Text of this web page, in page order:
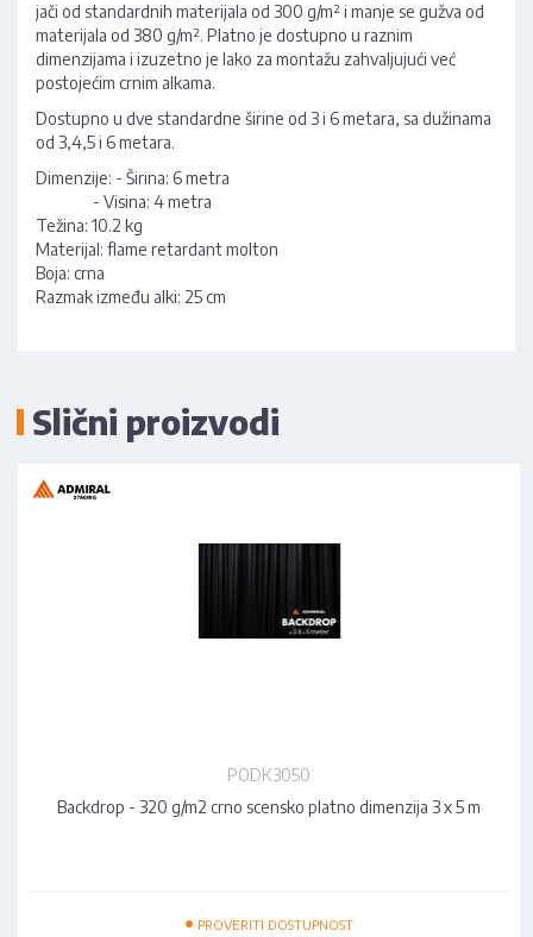
jači od standardnih materijala od 300 g/m² i manje se gužva od
materijala od 380 g/m². Platno je dostupno u raznim
dimenzijama i izuzetno je lako za montažu zahvaljujući već
postojećim crnim alkama.
Dostupno u dve standardne širine od 3 i 6 metara, sa dužinama
od 3,4,5 i 6 metara.
Dimenzije: - Širina: 6 metra
- Visina: 4 metra
Težina: 10.2 kg
Materijal: flame retardant molton
Boja: crna
Razmak između alki: 25 cm
Slični proizvodi
PODK3050
Backdrop - 320 g/m2 crno scensko platno dimenzija 3 x 5 m
• PROVERITI DOSTUPNOST